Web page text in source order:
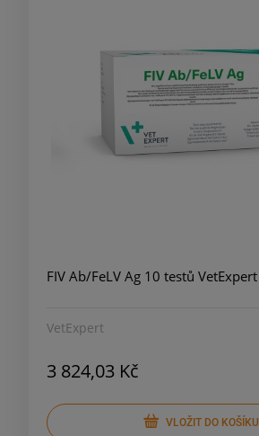
FIV Ab/FeLV Ag 10 testů VetExpert
VetExpert
3 824,03 Kč
VLOŽIT DO KOŠÍKU